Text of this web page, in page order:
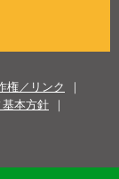
権／リンク
本方針